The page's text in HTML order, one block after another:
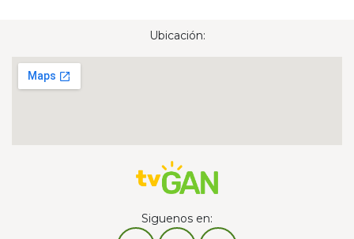
Ubicación:
Siguenos en: